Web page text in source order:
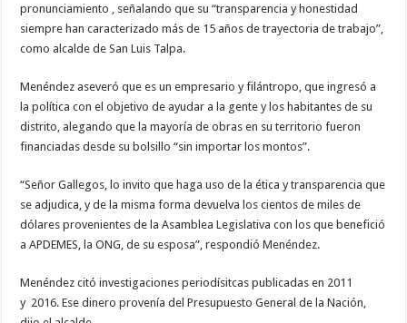
pronunciamiento , señalando que su “transparencia y honestidad
siempre han caracterizado más de 15 años de trayectoria de trabajo”,
como alcalde de San Luis Talpa.
Menéndez aseveró que es un empresario y filántropo, que ingresó a
la política con el objetivo de ayudar a la gente y los habitantes de su
distrito, alegando que la mayoría de obras en su territorio fueron
financiadas desde su bolsillo “sin importar los montos”.
“Señor Gallegos, lo invito que haga uso de la ética y transparencia que
se adjudica, y de la misma forma devuelva los cientos de miles de
dólares provenientes de la Asamblea Legislativa con los que benefició
a APDEMES, la ONG, de su esposa”, respondió Menéndez.
Menéndez citó investigaciones periodísitcas publicadas en 2011
y 2016. Ese dinero provenía del Presupuesto General de la Nación,